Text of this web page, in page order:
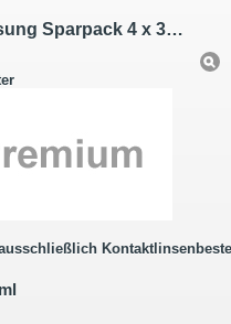
Eye2 B.LITE Multifunktionslösung Sparpack 4 x 360 ml